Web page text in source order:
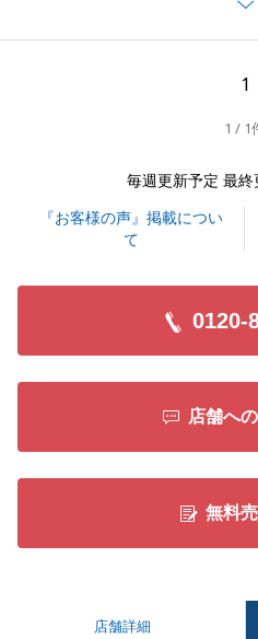
また、販売時からお引渡し
ただけたことで、スムーズ
ら、是非ご連絡を頂戴でき
閉じ
1
1 / 1
毎週更新予定 最終
『お客様の声』掲載につい
て
0120-
店舗へ
無料
店舗詳細